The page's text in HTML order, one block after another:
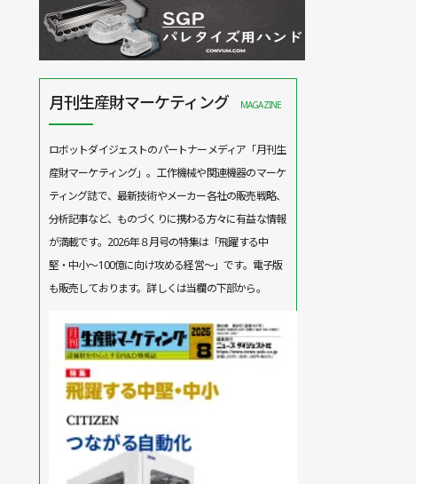
月刊生産財マーケティング MAGAZINE
ロボットダイジェストのパートナーメディア「月刊生
産財マーケティング」。工作機械や関連機器のマーケ
ティング誌で、最新技術やメーカー各社の販売戦略、
分析記事など、ものづくりに携わる方々に有益な情報
が満載です。2026年８月号の特集は「飛躍する中
堅・中小～100億に向け攻める経営～」です。電子版
も販売しております。詳しくは当欄の下部から。